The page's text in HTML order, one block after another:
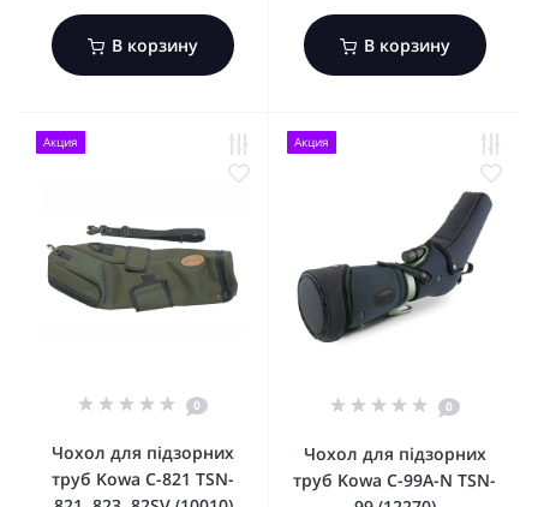
В корзину В корзину
Акция
0
Чохол для підзорних
труб Kowa C-821 TSN-
Акция
0
Чохол для підзорних
труб Kowa C-99A-N TSN-